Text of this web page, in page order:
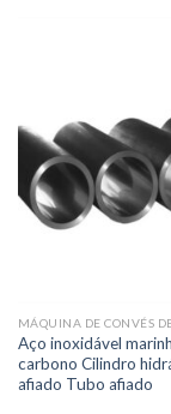
MÁQUINA DE CONVÉS
Aço inoxidável
carbono Cilindro
afiado Tubo afiado